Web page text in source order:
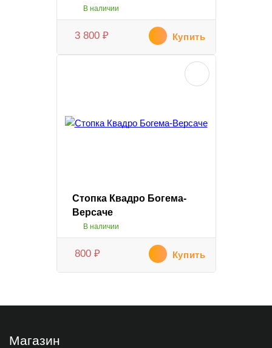
В наличии
3 800 ₽ Купить
Стопка Квадро Богема-
Версаче
В наличии
800 ₽ Купить
Магазин